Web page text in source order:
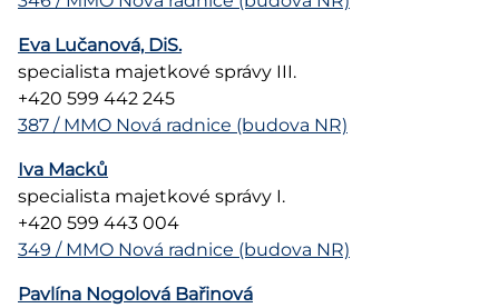
Eva Lučanová, DiS.
specialista majetkové správy III.
+420 599 442 245
387 / MMO Nová radnice (budova NR)
Iva Macků
specialista majetkové správy I.
+420 599 443 004
349 / MMO Nová radnice (budova NR)
Pavlína Nogolová Bařinová